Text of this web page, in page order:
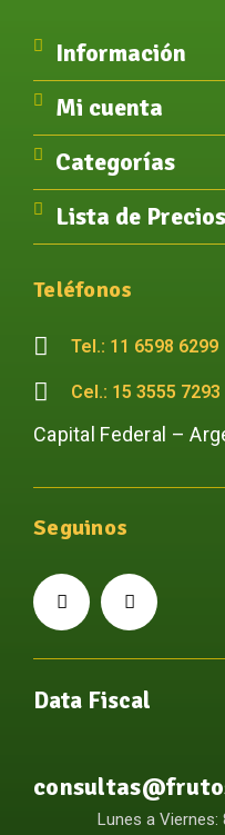
Información
Mi cuenta
Categorías
Lista de Precios
Teléfonos
Tel.: 11 6598 6299
Cel.: 15 3555 7293
Capital Federal –
Seguinos
Data Fiscal
Lunes a Viernes: